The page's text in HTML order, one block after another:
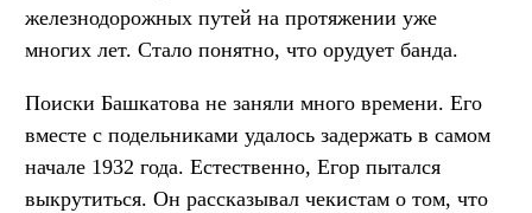
железнодорожных путей на протяжении уже
многих лет. Стало понятно, что орудует банда.
Поиски Башкатова не заняли много времени. Его
вместе с подельниками удалось задержать в самом
начале 1932 года. Естественно, Егор пытался
выкрутиться. Он рассказывал чекистам о том, что